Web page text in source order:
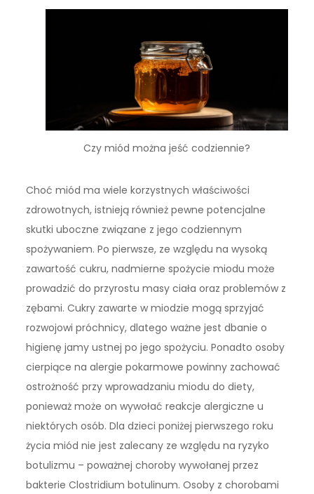
Czy miód można jeść codziennie?
Choć miód ma wiele korzystnych właściwości
zdrowotnych, istnieją również pewne potencjalne
skutki uboczne związane z jego codziennym
spożywaniem. Po pierwsze, ze względu na wysoką
zawartość cukru, nadmierne spożycie miodu może
prowadzić do przyrostu masy ciała oraz problemów z
zębami. Cukry zawarte w miodzie mogą sprzyjać
rozwojowi próchnicy, dlatego ważne jest dbanie o
higienę jamy ustnej po jego spożyciu. Ponadto osoby
cierpiące na alergie pokarmowe powinny zachować
ostrożność przy wprowadzaniu miodu do diety,
ponieważ może on wywołać reakcje alergiczne u
niektórych osób. Dla dzieci poniżej pierwszego roku
życia miód nie jest zalecany ze względu na ryzyko
botulizmu – poważnej choroby wywołanej przez
bakterie Clostridium botulinum. Osoby z chorobami